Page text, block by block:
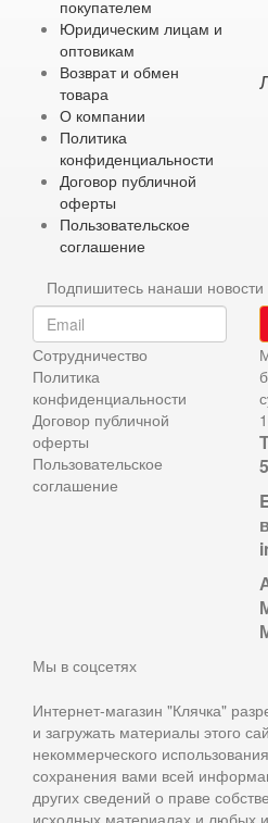
покупателем
Юридическим лицам и
оптовикам
Возврат и обмен
товара
О компании
Политика
конфиденциальности
Договор публичной
оферты
Пользовательское
соглашение
Подпишитесь нанаши новости
Сотрудничество
Политика
конфиденциальности
Договор публичной
оферты
Пользовательское
соглашение
Мы в соцсетях
Интернет-магазин "Клячка"
и загружать материалы этого
некоммерческого
сохранения вами всей
других сведений о праве
исходных материалах и любых